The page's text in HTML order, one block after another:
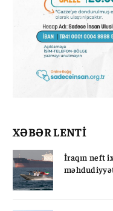
XƏBƏR LENTİ
İraqın neft